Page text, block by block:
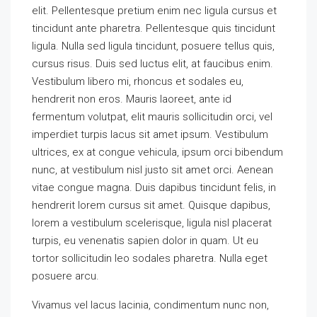
elit. Pellentesque pretium enim nec ligula cursus et
tincidunt ante pharetra. Pellentesque quis tincidunt
ligula. Nulla sed ligula tincidunt, posuere tellus quis,
cursus risus. Duis sed luctus elit, at faucibus enim.
Vestibulum libero mi, rhoncus et sodales eu,
hendrerit non eros. Mauris laoreet, ante id
fermentum volutpat, elit mauris sollicitudin orci, vel
imperdiet turpis lacus sit amet ipsum. Vestibulum
ultrices, ex at congue vehicula, ipsum orci bibendum
nunc, at vestibulum nisl justo sit amet orci. Aenean
vitae congue magna. Duis dapibus tincidunt felis, in
hendrerit lorem cursus sit amet. Quisque dapibus,
lorem a vestibulum scelerisque, ligula nisl placerat
turpis, eu venenatis sapien dolor in quam. Ut eu
tortor sollicitudin leo sodales pharetra. Nulla eget
posuere arcu.
Vivamus vel lacus lacinia, condimentum nunc non,